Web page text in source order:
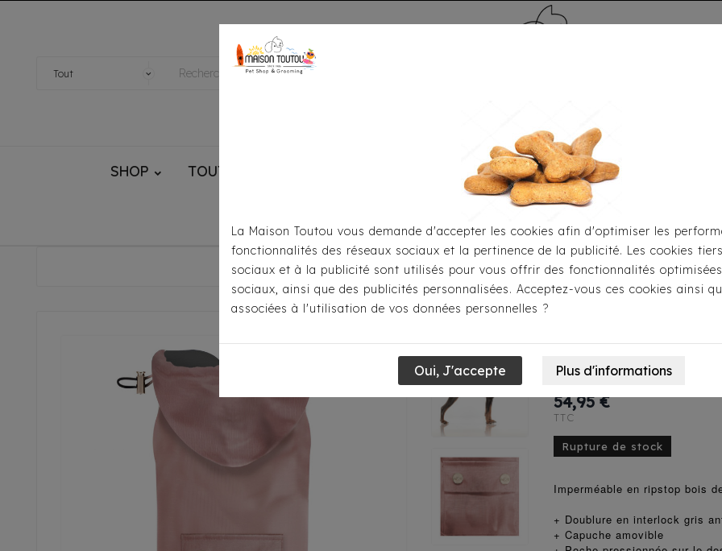
SHOP TOUTOU® HANDMADE MÉDAILLE - PET ID TAG TOILETTAGE
Accueil Pour S'habiller Imperméables Imperméable Milk &
Imperméable
Suzy
54,95 €
TTC
Rupture de stock
Imperméable en ripstop bois
+ Doublure en interlock gris
+ Capuche amovible
La Maison Toutou vous demande d'accepter les cookies afin d'optimiser les
fonctionnalités des réseaux sociaux et la pertinence de la publicité. Les cookies
sociaux et à la publicité sont utilisés pour vous offrir des fonctionnalités
sociaux, ainsi que des publicités personnalisées. Acceptez-vous ces cookies ainsi
associées à l'utilisation de vos données personnelles ?